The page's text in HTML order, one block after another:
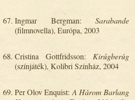
Ingmar Bergman: Sarabande
(filmnovella), Európa, 2003
Cristina Gottfridsson: Kirúgberúg
(színjáték), Kolibri Színház, 2004
Per Olov Enquist: A Három Barlang